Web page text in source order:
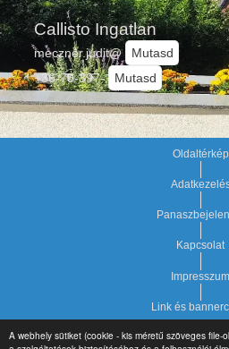
A webhely sütiket (cookie - kis méretű szöveges file-
Callisto Ingatlan
meczner.judit@
Mutasd
+36-70-397-
Mutasd
Oldaltérkép
Kapcsolat
Impresszum
Link és